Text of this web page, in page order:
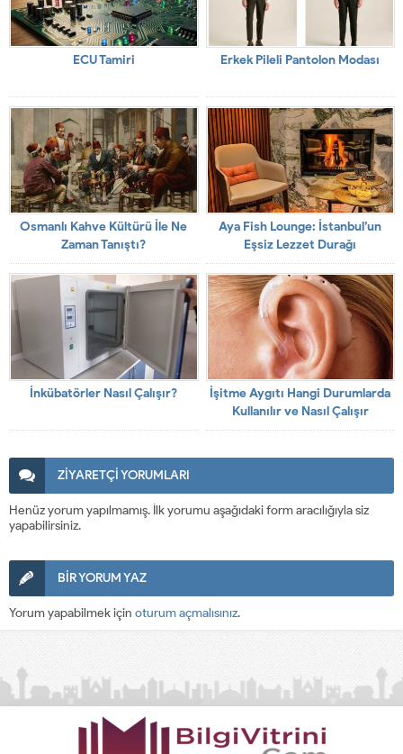
ECU Tamiri Erkek Pileli Pantolon Modası
Osmanlı Kahve Kültürü İle Ne
Zaman Tanıştı?
Aya Fish Lounge: İstanbul’un
Eşsiz Lezzet Durağı
İnkübatörler Nasıl Çalışır?
İşitme Aygıtı Hangi Durumlarda
Kullanılır ve Nasıl Çalışır
ZİYARETÇİ YORUMLARI
Henüz yorum yapılmamış. İlk yorumu aşağıdaki form aracılığıyla siz
yapabilirsiniz.
BİR YORUM YAZ
Yorum yapabilmek için oturum açmalısınız.